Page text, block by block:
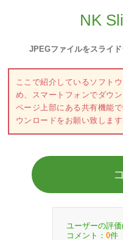
NK
JPEGファイルをスライ
ここで紹介しているソフト
め、スマートフォンでダウ
ページ上部にある共有機能
ウンロードをお願い致します
ユーザーの評価
コメント： 0件